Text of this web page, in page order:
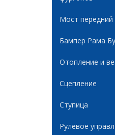
Мост передний
Бампер Рама
Отопление и
Сцепление
Ступица
Рулевое